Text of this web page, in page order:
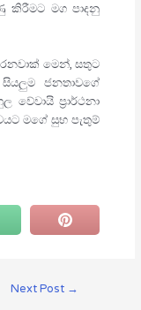
කිරීමට මග පාදනු
මෙන්, සතුට
ජනතාවගේ
ප්‍රාර්ථනා
මගේ සුභ පැතුම්
Next Post →